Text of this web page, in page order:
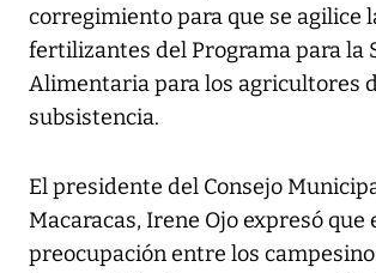
corregimiento para que se agilice
fertilizantes del Programa para la
Alimentaria para los agricultores
subsistencia.
El presidente del Consejo
Macaracas, Irene Ojo expresó que
preocupación entre los